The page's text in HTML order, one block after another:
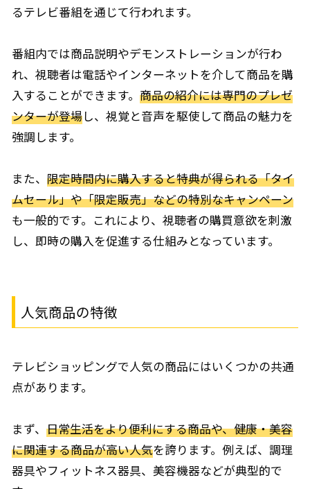
るテレビ番組を通じて行われます。
番組内では商品説明やデモンストレーションが行わ
れ、視聴者は電話やインターネットを介して商品を購
入することができます。 商品の紹介には専門のプレゼ
ンターが登場し、視覚と音声を駆使して商品の魅力を
強調します。
また、 限定時間内に購入すると特典が得られる「タイ
ムセール」や「限定販売」などの特別なキャンペーン
も一般的です。これにより、視聴者の購買意欲を刺激
し、即時の購入を促進する仕組みとなっています。
人気商品の特徴
テレビショッピングで人気の商品にはいくつかの共通
点があります。
まず、 日常生活をより便利にする商品や、健康・美容
に関連する商品が高い人気を誇ります。例えば、調理
器具やフィットネス器具、美容機器などが典型的で